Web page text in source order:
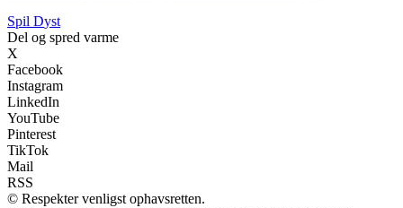
Spil Dyst
Del og spred varme
X
Facebook
Instagram
LinkedIn
YouTube
Pinterest
TikTok
Mail
RSS
© Respekter venligst ophavsretten.